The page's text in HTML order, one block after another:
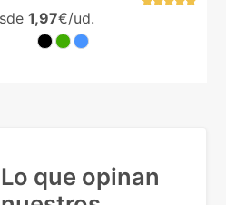
1,97€/ud.
Lo que opinan